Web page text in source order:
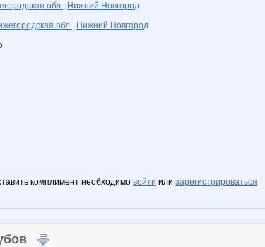
обл., Нижний Новгород
обл., Нижний Новгород
комплимент необходимо войти или зарегистрироваться